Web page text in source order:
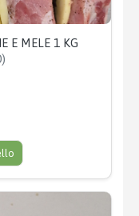
E MELE 1 KG